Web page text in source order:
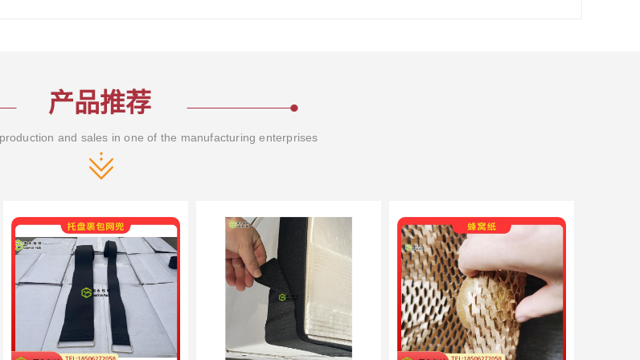
产品推荐
and sales in one of the manufacturing enterprises